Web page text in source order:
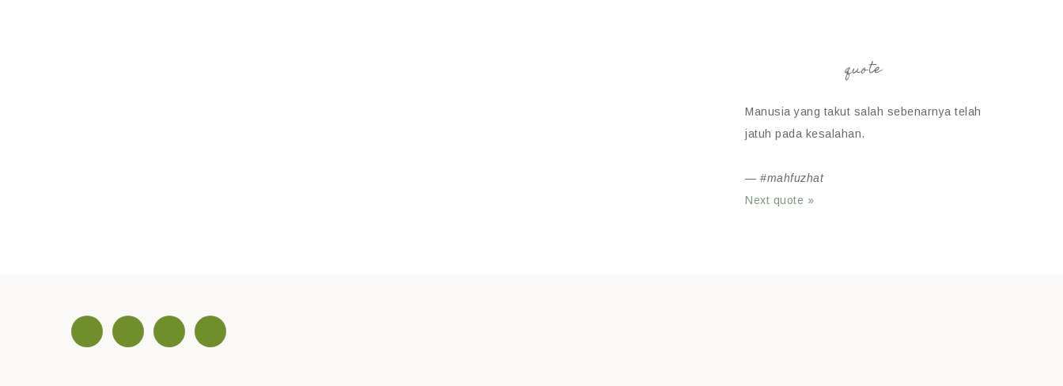
quote
Manusia yang takut salah sebenarnya telah
jatuh pada kesalahan.
— #mahfuzhat
Next quote »